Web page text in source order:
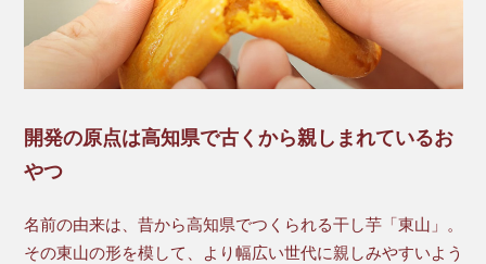
開発の原点は高知県で古くから親しまれているお
やつ
名前の由来は、昔から高知県でつくられる干し芋「東山」。
その東山の形を模して、より幅広い世代に親しみやすいよう